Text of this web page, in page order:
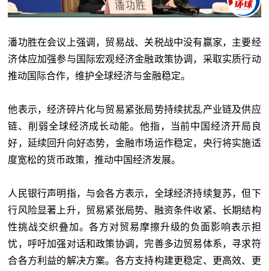
潘功胜在会议上强调，贸易战、关税战中没有赢家，主要经
济体应加强参与国际宏观经济金融政策协调，采取实质行动
推动国际合作，维护全球经济与金融稳定。
他表示，经济碎片化与贸易紧张局势持续扰乱产业链及供应
链、削弱全球经济成长动能。他指，当前中国经济开局良
好，延续回升向好态势，金融市场运作稳定，央行将实施适
度宽松的货币政策，推动中国经济发展。
人民银行声明指，与会各方表示，全球经济持续复苏，但下
行风险显著上升，贸易紧张局势、融资条件收紧、长期结构
性挑战交织叠加。各方对贸易摩擦升级的负面影响表示担
忧，呼吁加强对话和政策协调，完善多边贸易体系，寻求符
合各方利益的解决方案。各方支持构建更稳定、更高效、更